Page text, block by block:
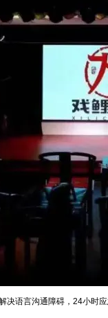
语言沟通障碍，24小时